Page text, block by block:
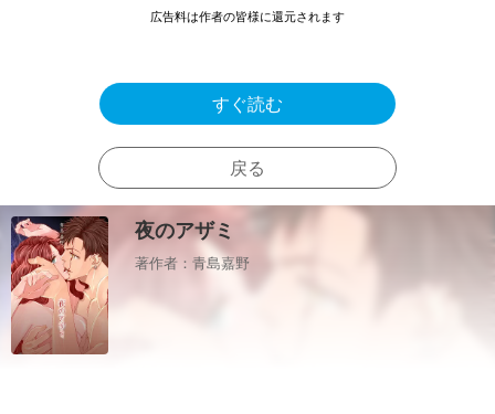
広告料は作者の皆様に還元されます
すぐ読む
戻る
夜のアザミ
著作者：青島嘉野